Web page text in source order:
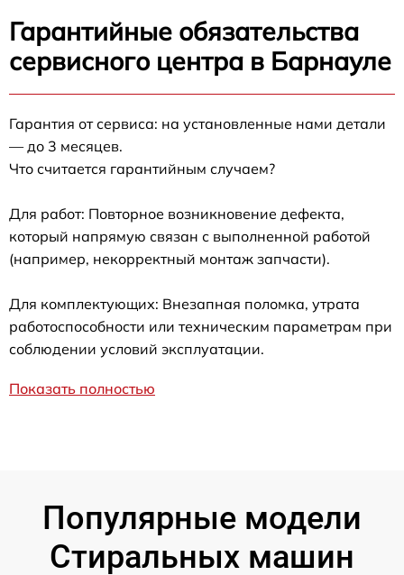
Гарантийные обязательства
сервисного центра в Барнауле
Гарантия от сервиса: на установленные нами детали
— до 3 месяцев.
Что считается гарантийным случаем?
Для работ: Повторное возникновение дефекта,
который напрямую связан с выполненной работой
(например, некорректный монтаж запчасти).
Для комплектующих: Внезапная поломка, утрата
работоспособности или техническим параметрам при
соблюдении условий эксплуатации.
Показать полностью
Популярные модели
Стиральных машин